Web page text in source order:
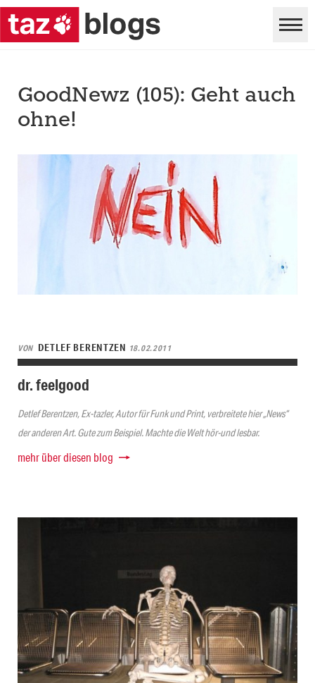
GoodNewz (105): Geht auch
ohne!
VON DETLEF BERENTZEN 18.02.2011
dr. feelgood
Detlef Berentzen, Ex-tazler, Autor für Funk und Print, verbreitete hier „News“
der anderen Art. Gute zum Beispiel. Machte die Welt hör-und lesbar.
mehr über diesen blog